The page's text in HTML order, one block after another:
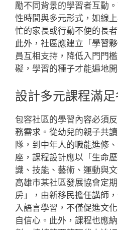
勵不同背景的學習者互動
性時間與多元形式，如線
忙的家長或行動不便的長
此外，社區應建立「學習
員互相支持，降低入門門
礙，學習的種子才能遍地開
設計多元課程滿
包容社區的學習內容必須
務需求。從幼兒的親子共
隊，到中年人的職能進修
座，課程設計應以「生命
識、技能、藝術、運動與
高雄市某社區發展協會定
房」，由新移民擔任講師
入語言學習，不僅促進文
自信心。此外，課程也應